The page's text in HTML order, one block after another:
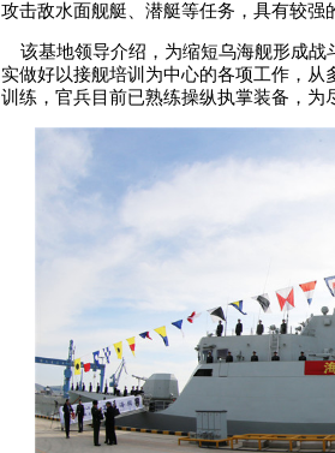
攻击敌水面舰艇、潜艇等任务，具有较强
该基地领导介绍，为缩短乌海舰形成战
实做好以接舰培训为中心的各项工作，
训练，官兵目前已熟练操纵执掌装备，